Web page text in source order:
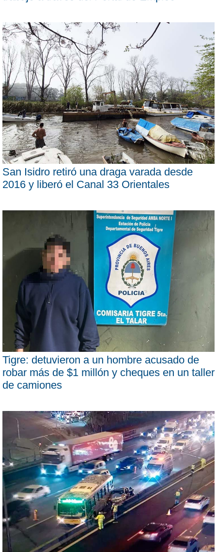
San Isidro retiró una draga varada desde
2016 y liberó el Canal 33 Orientales
Tigre: detuvieron a un hombre acusado de
robar más de $1 millón y cheques en un taller
de camiones